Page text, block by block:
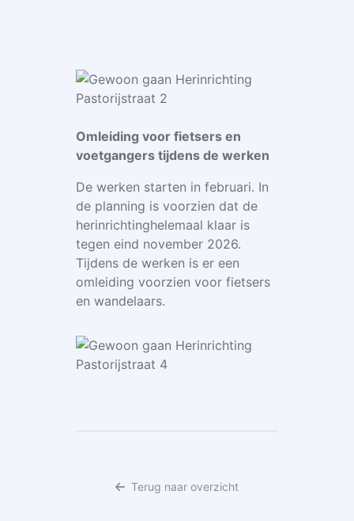
Omleiding voor fietsers en
voetgangers tijdens de werken
De werken starten in februari. In
de planning is voorzien dat de
herinrichtinghelemaal klaar is
tegen eind november 2026.
Tijdens de werken is er een
omleiding voorzien voor fietsers
en wandelaars.
Terug naar overzicht